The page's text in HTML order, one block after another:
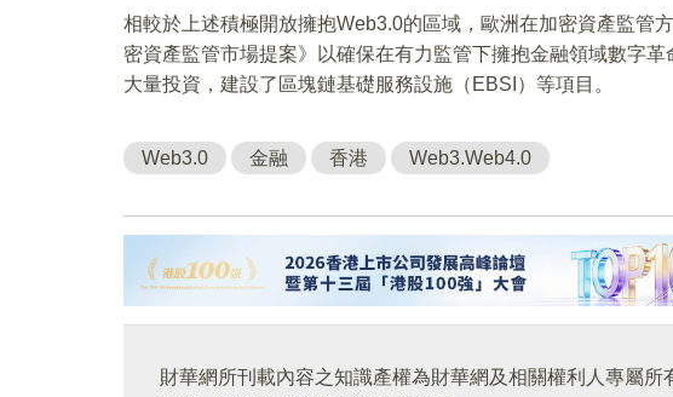
相較於上述積極開放擁抱Web3.0的區域，歐洲在加密資產監管
密資產監管市場提案》以確保在有力監管下擁抱金融領域數字
大量投資，建設了區塊鏈基礎服務設施（EBSI）等項目。
Web3.0 金融 香港 Web3.Web4.0
財華網所刊載內容之知識產權為財華網及相關權利人專屬所